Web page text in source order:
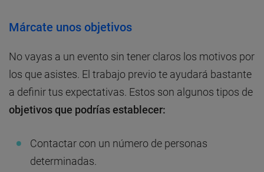
Márcate unos objetivos
No vayas a un evento sin tener claros los motivos por
los que asistes. El trabajo previo te ayudará bastante
a definir tus expectativas. Estos son algunos tipos de
objetivos que podrías establecer:
Contactar con un número de personas
determinadas.